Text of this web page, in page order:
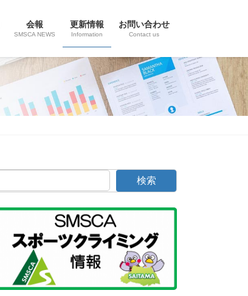
会報
SMSCA NEWS
更新情報
Information
お問い合わせ
Contact us
検索